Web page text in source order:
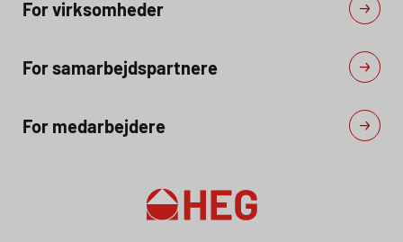
For virksomheder
For samarbejdspartnere
For medarbejdere